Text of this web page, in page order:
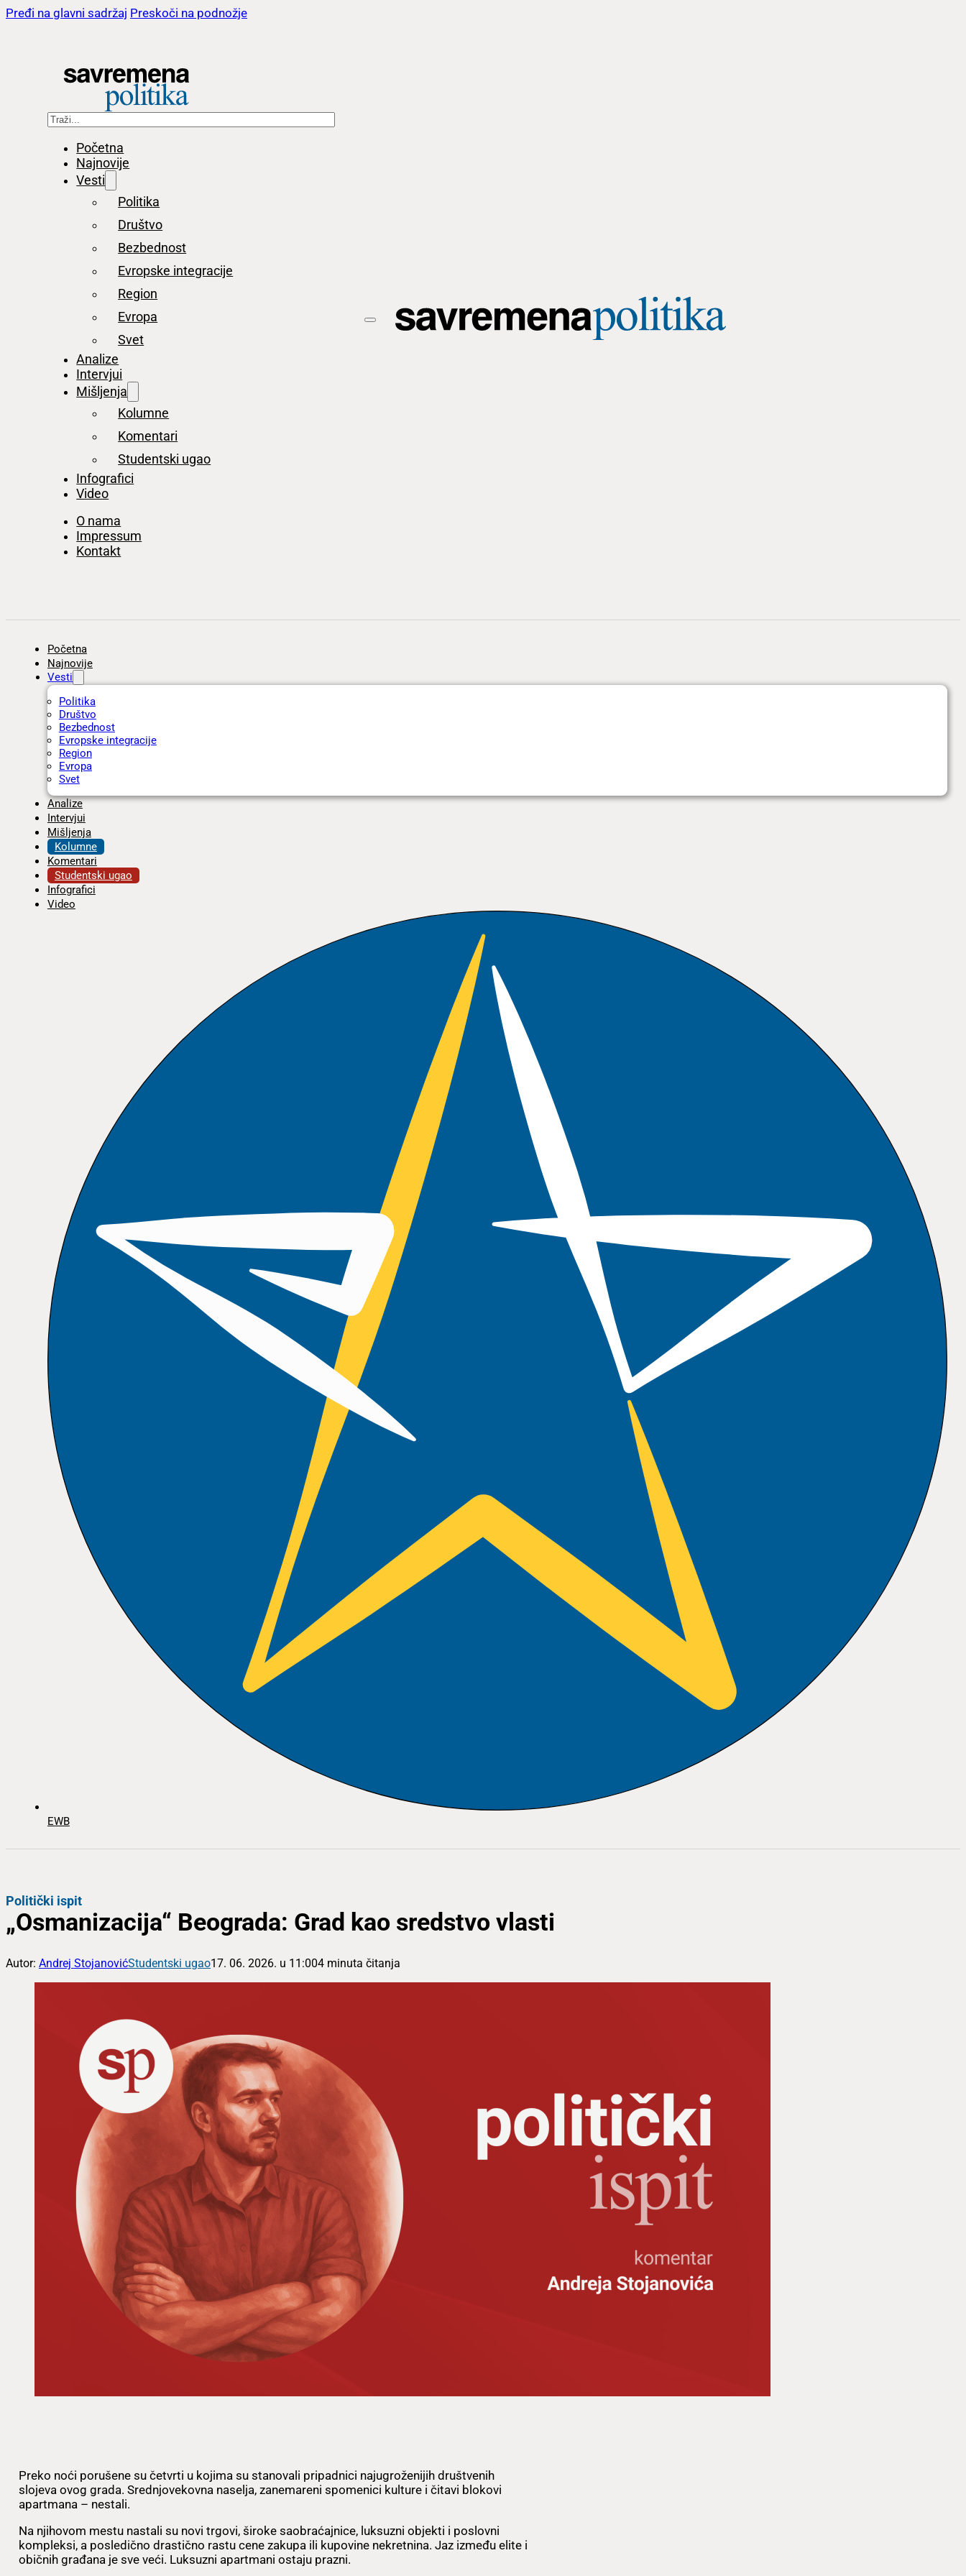
Pređi na glavni sadržaj Preskoči na podnožje
Pretraga
Početna
Najnovije
Vesti
Politika
Društvo
Bezbednost
Evropske integracije
Region
Evropa
Svet
Analize
Intervjui
Mišljenja
Kolumne
Komentari
Studentski ugao
Infografici
Video
O nama
Impressum
Kontakt
Početna
Najnovije
Vesti
Politika
Društvo
Bezbednost
Evropske integracije
Region
Evropa
Svet
Analize
Intervjui
Mišljenja
Kolumne
Komentari
Studentski ugao
Infografici
Video
EWB
Politički ispit
„Osmanizacija“ Beograda: Grad kao sredstvo vlasti
Autor: Andrej StojanovićStudentski ugao17. 06. 2026. u 11:004 minuta čitanja
Preko noći porušene su četvrti u kojima su stanovali pripadnici najugroženijih društvenih
slojeva ovog grada. Srednjovekovna naselja, zanemareni spomenici kulture i čitavi blokovi
apartmana – nestali.
Na njihovom mestu nastali su novi trgovi, široke saobraćajnice, luksuzni objekti i poslovni
kompleksi, a posledično drastično rastu cene zakupa ili kupovine nekretnina. Jaz između elite i
običnih građana je sve veći. Luksuzni apartmani ostaju prazni.